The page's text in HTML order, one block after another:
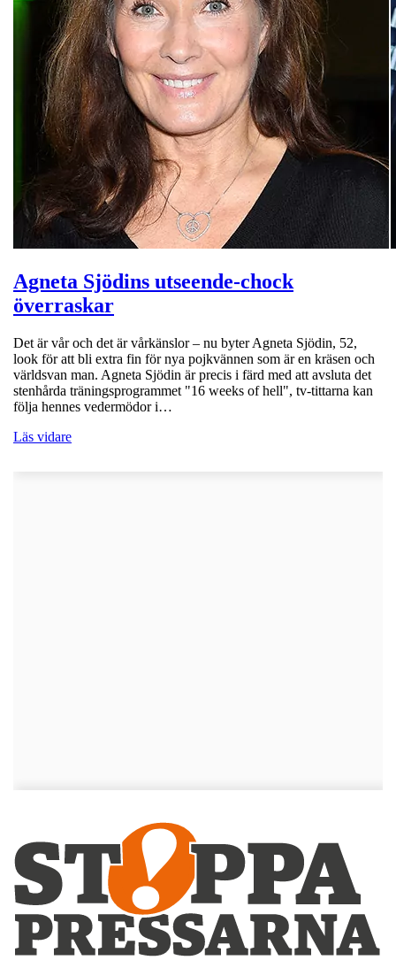
Agneta Sjödins utseende-chock
överraskar
Det är vår och det är vårkänslor – nu byter Agneta Sjödin, 52,
look för att bli extra fin för nya pojkvännen som är en kräsen och
världsvan man. Agneta Sjödin är precis i färd med att avsluta det
stenhårda träningsprogrammet "16 weeks of hell", tv-tittarna kan
följa hennes vedermödor i…
Läs vidare